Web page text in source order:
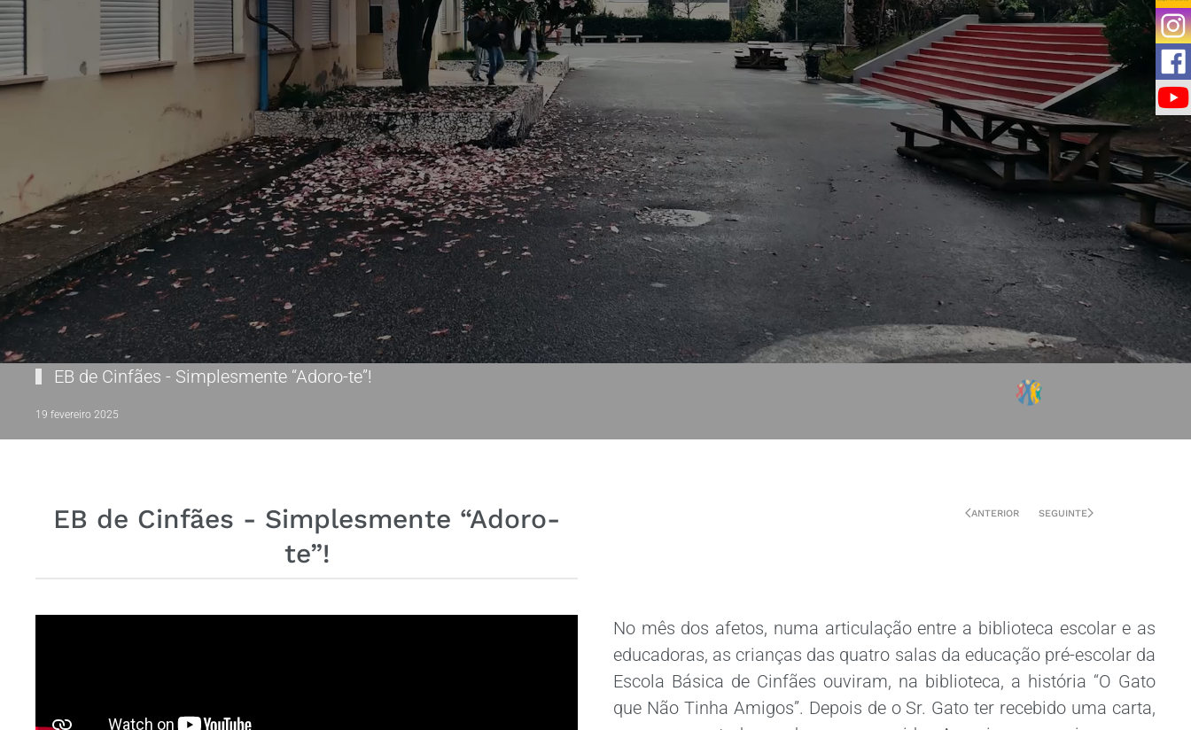
EB de Cinfães - Simplesmente “Adoro-te”!
19 fevereiro 2025
EB de Cinfães - Simplesmente “Adoro-
te”!
ANTERIOR SEGUINTE
No mês dos afetos, numa articulação entre a biblioteca escolar e as
educadoras, as crianças das quatro salas da educação pré-escolar da
Escola Básica de Cinfães ouviram, na biblioteca, a história “O Gato
que Não Tinha Amigos”. Depois de o Sr. Gato ter recebido uma carta,